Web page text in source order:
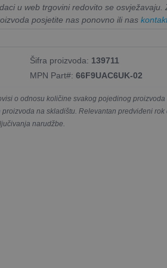
u web trgovini redovito se osvježavaju.
posjetite nas ponovno ili nas
Šifra proizvoda: 139711
MPN Part#: 66F9UAC6UK-02
o odnosu količine svakog pojedinog proizvoda
na skladištu. Relevantan predviđeni rok
narudžbe.